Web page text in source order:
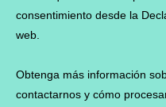
consentimiento desde la
web.
Obtenga más información
contactarnos y cómo